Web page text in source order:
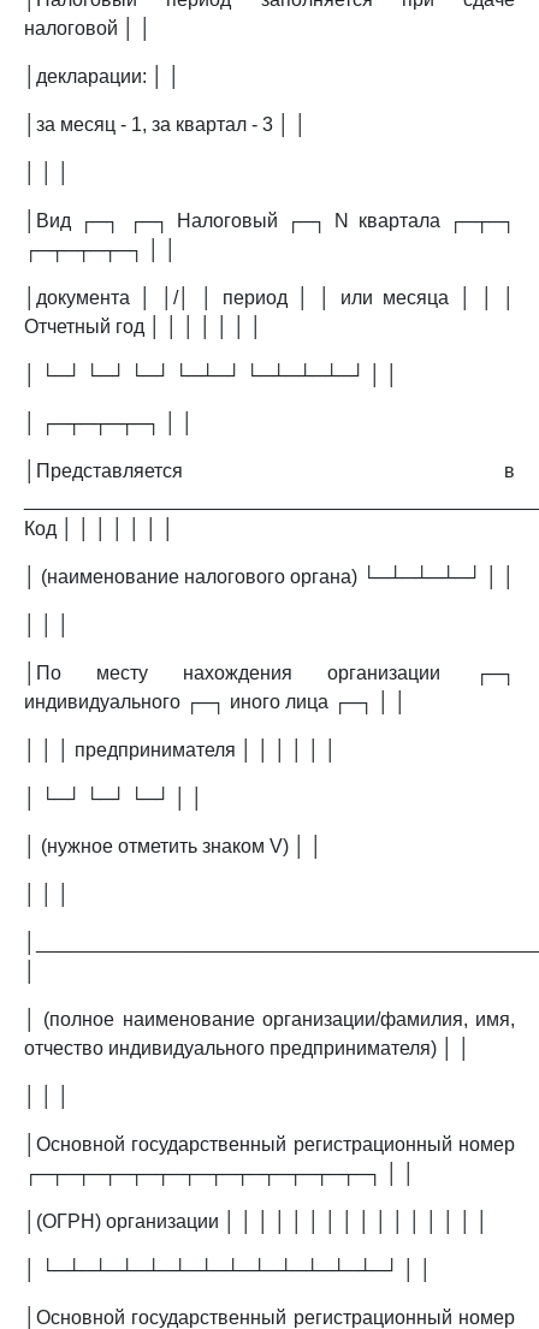
налоговой │ │
│декларации: │ │
│за месяц - 1, за квартал - 3 │ │
│Вид ┌─┐ ┌─┐ Налоговый ┌─┐ N квартала ┌─┬─┐
┌─┬─┬─┬─┐ │ │
│документа │ │/│ │ период │ │ или месяца │ │ │
Отчетный год │ │ │ │ │ │ │
│ └─┘ └─┘ └─┘ └─┴─┘ └─┴─┴─┴─┘ │ │
│ ┌─┬─┬─┬─┐ │ │
│Представляется в
Код │ │ │ │ │ │ │
│ (наименование налогового органа) └─┴─┴─┴─┘ │ │
│По месту нахождения организации ┌─┐
индивидуального ┌─┐ иного лица ┌─┐ │ │
│ │ │ предпринимателя │ │ │ │ │ │
│ └─┘ └─┘ └─┘ │ │
│ (нужное отметить знаком V) │ │
│ (полное наименование организации/фамилия, имя,
отчество индивидуального предпринимателя) │ │
│Основной государственный регистрационный номер
┌─┬─┬─┬─┬─┬─┬─┬─┬─┬─┬─┬─┬─┐ │ │
│(ОГРН) организации │ │ │ │ │ │ │ │ │ │ │ │ │ │ │ │
│ └─┴─┴─┴─┴─┴─┴─┴─┴─┴─┴─┴─┴─┘ │ │
│Основной государственный регистрационный номер